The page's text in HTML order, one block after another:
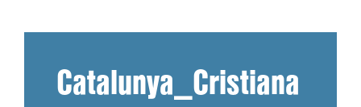
Catalunya_Cristiana